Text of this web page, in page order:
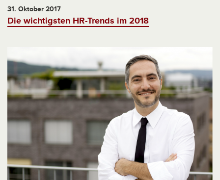
31. Oktober 2017
Die wichtigsten HR-Trends im 2018